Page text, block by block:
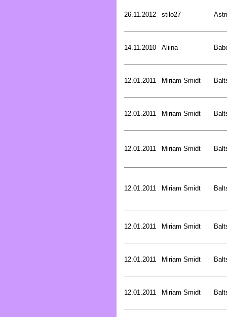
26.11.2012 stilo27
14.11.2010 Aliina
12.01.2011 Miriam Smidt
12.01.2011 Miriam Smidt
12.01.2011 Miriam Smidt
12.01.2011 Miriam Smidt
12.01.2011 Miriam Smidt
12.01.2011 Miriam Smidt
12.01.2011 Miriam Smidt